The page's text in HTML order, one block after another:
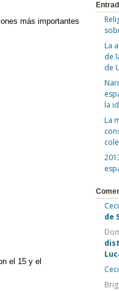
más importantes
el 15 y el
s
La
de
de
la
La
de